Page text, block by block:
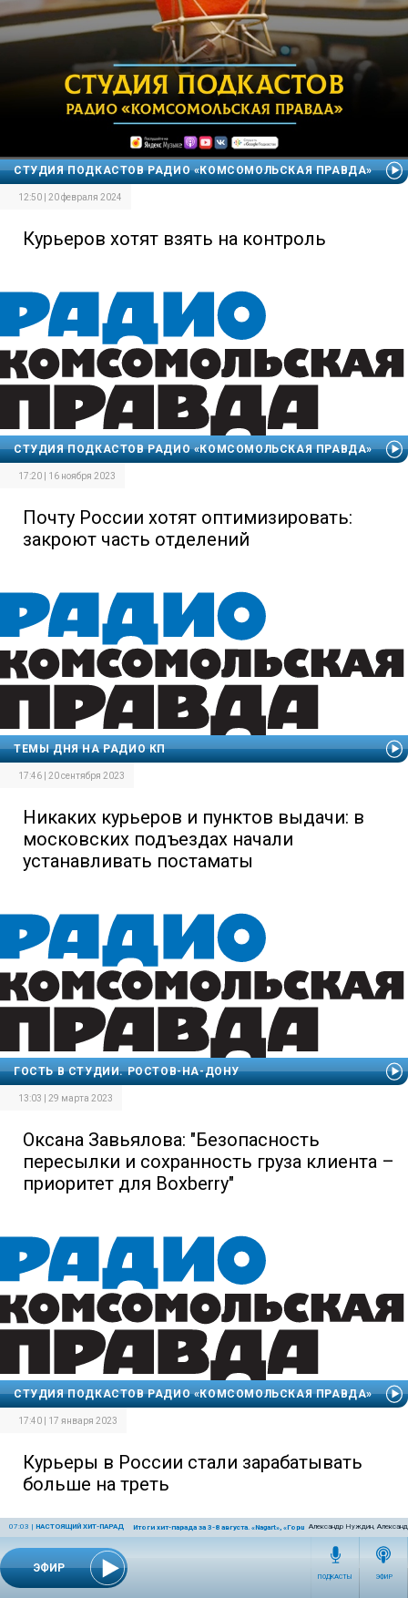
ЭФИР
07:03 | НАСТОЯЩИЙ ХИТ-ПАРАД Итоги хит-парада за 3-8 августа. «Nagart», «Горшенёв» и «Крематорий»
Александр Нуждин,
ПОДКАСТЫ ЭФИР
СТУДИЯ ПОДКАСТОВ РАДИО «КОМСОМОЛЬСКАЯ ПРАВДА»
12:50 | 20 февраля 2024
Курьеров хотят взять на контроль
СТУДИЯ ПОДКАСТОВ РАДИО «КОМСОМОЛЬСКАЯ ПРАВДА»
17:20 | 16 ноября 2023
Почту России хотят оптимизировать:
закроют часть отделений
ТЕМЫ ДНЯ НА РАДИО КП
17:46 | 20 сентября 2023
Никаких курьеров и пунктов выдачи: в
московских подъездах начали
устанавливать постаматы
ГОСТЬ В СТУДИИ. РОСТОВ-НА-ДОНУ
13:03 | 29 марта 2023
Оксана Завьялова: "Безопасность
пересылки и сохранность груза клиента –
приоритет для Boxberry"
СТУДИЯ ПОДКАСТОВ РАДИО «КОМСОМОЛЬСКАЯ ПРАВДА»
17:40 | 17 января 2023
Курьеры в России стали зарабатывать
больше на треть